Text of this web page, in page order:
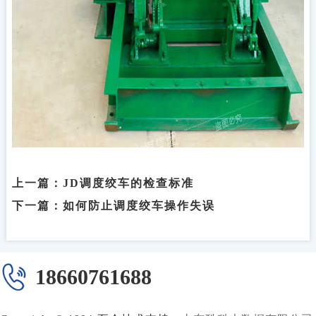
上一篇： JD调度绞车的检查标准
下一篇： 如何防止调度绞车操作失误
18660761688